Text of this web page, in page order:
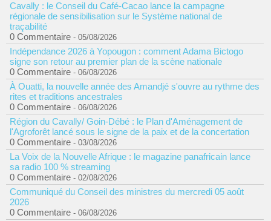
Cavally : le Conseil du Café-Cacao lance la campagne
régionale de sensibilisation sur le Système national de
traçabilité
0 Commentaire - 05/08/2026
Indépendance 2026 à Yopougon : comment Adama Bictogo
signe son retour au premier plan de la scène nationale
0 Commentaire - 06/08/2026
À Ouatti, la nouvelle année des Amandjé s'ouvre au rythme des
rites et traditions ancestrales
0 Commentaire - 06/08/2026
Région du Cavally/ Goin-Débé : le Plan d'Aménagement de
l'Agroforêt lancé sous le signe de la paix et de la concertation
0 Commentaire - 03/08/2026
La Voix de la Nouvelle Afrique : le magazine panafricain lance
sa radio 100 % streaming
0 Commentaire - 02/08/2026
Communiqué du Conseil des ministres du mercredi 05 août
2026
0 Commentaire - 06/08/2026